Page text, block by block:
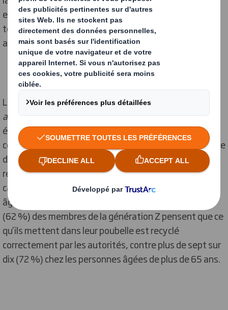
estimant que les pays de l'UE produiront 39 millions de
tonnes d'emballages en papier et en carton chaque
année d'ici à 2030.
Le rapport de DS Smith, intitulé“ Potentiel caché :
améliorer le recyclage de nos papiers “, révèle
également que les taux de recyclage ont besoin d'un
coup de pouce particulier de la part des jeunes. Moins de
deux Européens sur trois (62 %) âgés de 18 à 24 ans
recyclent la quasi-totalité de leur papier et de leur
carton, contre près de neuf Européens sur dix (88 %)
âgés de plus de 65 ans. En effet, moins de deux tiers
(62 %) des membres de la génération Z pensent que ce
qu'ils mettent dans leur poubelle est recyclé
correctement par les autorités, contre plus de sept sur
dix (72 %) chez les personnes âgées de plus de 65 ans.